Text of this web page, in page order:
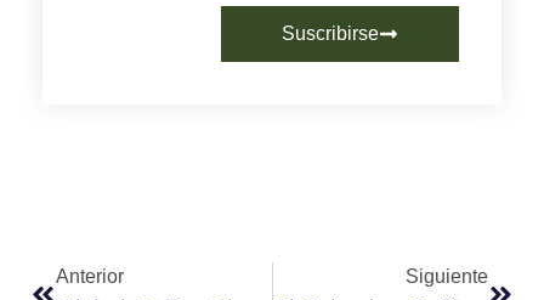
Suscribirse
Anterior Siguiente